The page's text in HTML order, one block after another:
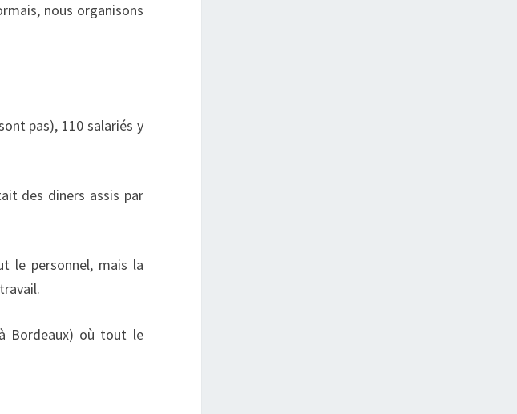
nous organisons
pas), 110 salariés y
des diners assis par
le personnel, mais la
Bordeaux) où tout le